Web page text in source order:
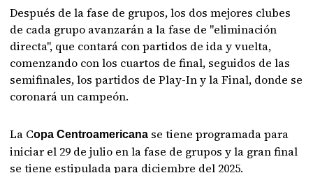
Después de la fase de grupos, los dos mejores clubes
de cada grupo avanzarán a la fase de "eliminación
directa", que contará con partidos de ida y vuelta,
comenzando con los cuartos de final, seguidos de las
semifinales, los partidos de Play-In y la Final, donde se
coronará un campeón.
La Copa Centroamericana se tiene programada para
iniciar el 29 de julio en la fase de grupos y la gran final
se tiene estipulada para diciembre del 2025.